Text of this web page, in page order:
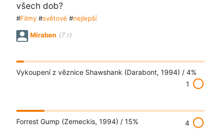
všech dob?
#Filmy#světové #nejlepší
Miraben (7 r)
Vykoupení z věznice Shawshank (Darabont, 1994) / 4%
1 radio_button_unchecked
Forrest Gump (Zemeckis, 1994) / 15% 4 radio_button_unchecked